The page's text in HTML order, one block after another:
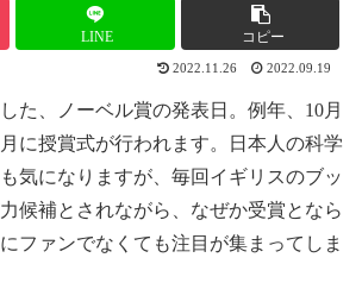
LINE コピー
2022.11.26 2022.09.19
た、ノーベル賞の発表日。例年、10月
に授賞式が行われます。日本人の科学
気になりますが、毎回イギリスのブッ
候補とされながら、なぜか受賞となら
ファンでなくても注目が集まってしま